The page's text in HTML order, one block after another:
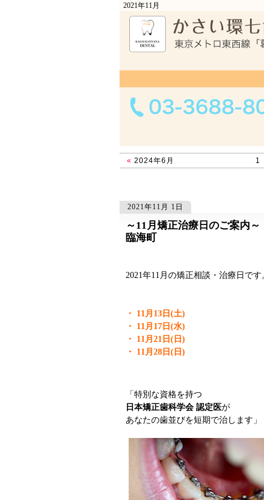
2021年11月
«2024年6月 1
2021年11月 1日
～11月矯正治療日のご案内
臨海町
2021年11月の矯正相談・治療日です
・ 11月13日(土)
・ 11月17日(水)
・ 11月21日(日)
・ 11月28日(日)
「特別な資格を持つ
日本矯正歯科学会 認定医が
あなたの歯並びを短期で治します」